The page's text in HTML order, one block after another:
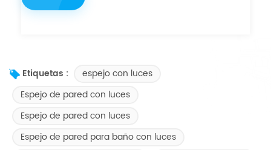
Etiquetas :
espejo con luces
Espejo de pared con luces
Espejo de pared con luces
Espejo de pared para baño con luces